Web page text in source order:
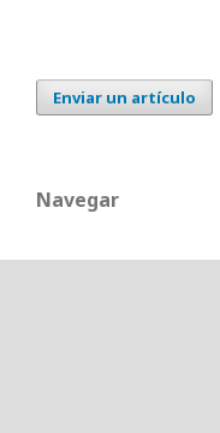
Enviar un artículo
Navegar